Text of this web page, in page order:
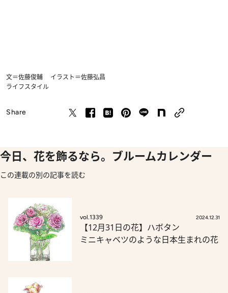
文＝佐藤俊輔 イラスト＝佐藤弘昌
ライフスタイル
Share
今日、花を飾るなら。ブルームカレンダー
この連載の別の記事を読む
vol.1339 2024.12.31
【12月31日の花】ハボタン
ミニキャベツのような日本生まれの花